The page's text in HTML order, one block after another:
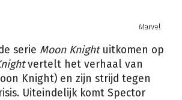
Marvel
serie Moon Knight uitkomen op
vertelt het verhaal van
Knight) en zijn strijd tegen
Uiteindelijk komt Spector